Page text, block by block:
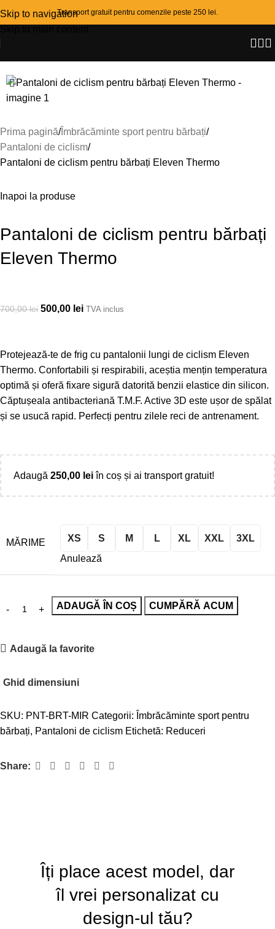
Skip to navigationTransport gratuit pentru comenzile peste 250 lei.
Prima pagină Îmbrăcăminte sport pentru bărbați
Pantaloni de ciclism
Pantaloni de ciclism pentru bărbați Eleven Thermo
Inapoi la produse
Pantaloni de ciclism pentru bărbați
Eleven Thermo
700,00lei 500,00 lei TVA inclus
Protejează-te de frig cu pantalonii lungi de ciclism Eleven
Thermo. Confortabili și respirabili, aceștia mențin temperatura
optimă și oferă fixare sigură datorită benzii elastice din silicon.
Căptușeala antibacteriană T.M.F. Active 3D este ușor de spălat
și se usucă rapid. Perfecți pentru zilele reci de antrenament.
Adaugă 250,00 leiîn coș și ai transport gratuit!
MĂRIME XS S M L XL XXL
3XL
Anulează
ADAUGĂ ÎN COȘ CUMPĂRĂ ACUM
Adaugă la favorite
Ghid dimensiuni
SKU: PNT-BRT-MIR Categorii: Îmbrăcăminte sport pentru
bărbați, Pantaloni de ciclism Etichetă: Reduceri
Share:
Îți place acest model, dar
îl vrei personalizat cu
design-ul tău?